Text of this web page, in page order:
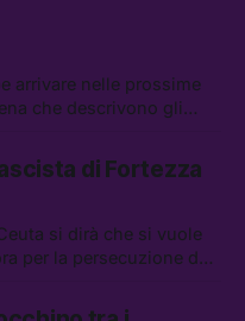
arrivare nelle prossime
che descrivono gli
dei carburanti
sono stati arrestati
di Fortezza
si dirà che si vuole
per la persecuzione dei
anni è morto sotto il